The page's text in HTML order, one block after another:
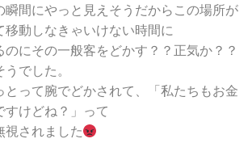
瞬間にやっと見えそうだからこの場所が
移動しなきゃいけない時間に
のにその一般客をどかす？？正気か？？
でした。
とって腕でどかされて、「私たちもお金
すけどね？」って
視されました